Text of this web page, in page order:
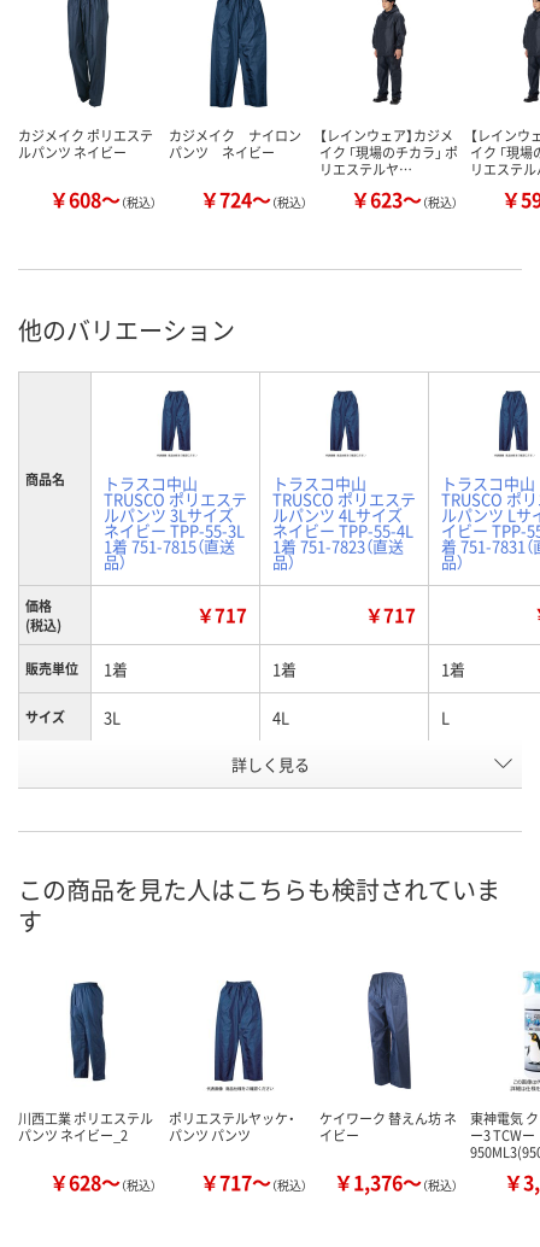
カジメイク ポリエステ
ルパンツ ネイビー
￥608～（税込）
カジメイク ナイロン
パンツ ネイビー
￥724～（税込）
【レインウェア】カジメ
イク 「現場のチカラ」 ポ
リエステルヤ…
￥623～（税込）
【レインウ
イク 「現場
リエステ
￥
他のバリエーション
商品名 トラスコ中山
TRUSCO ポリエステ
ルパンツ 3Lサイズ
ネイビー TPP-55-3L
1着 751-7815（直送
品）
トラスコ中山
TRUSCO ポリエステ
ルパンツ 4Lサイズ
ネイビー TPP-55-4L
1着 751-7823（直送
品）
トラスコ中山
TRUSCO ポ
ルパンツ Lサ
イビー TPP-
着 751-7831（
品）
価格
(税込)
￥717 ￥717
販売単位 1着 1着 1着
サイズ 3L 4L L
N243619 N243621
カゴへ カゴへ カ
詳しく見る
この商品を見た人はこちらも検討されていま
す
川西工業 ポリエステル
パンツ ネイビー_2
￥628～（税込）
ポリエステルヤッケ・
パンツ パンツ
￥717～（税込）
ケイワーク 替えん坊 ネ
イビー
￥1,376～（税込）
東神電気
ー3 TCWー
￥